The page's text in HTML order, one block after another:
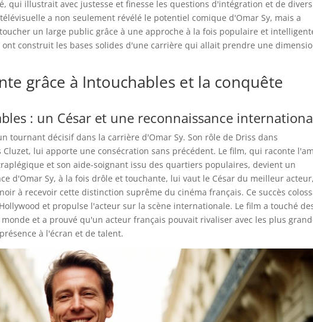
qui illustrait avec justesse et finesse les questions d'intégration et de
a non seulement révélé le potentiel comique d'Omar Sy, mais a
un large public grâce à une approche à la fois populaire et
construit les bases solides d'une carrière qui allait prendre une
grâce à Intouchables et la conquête
: un César et une reconnaissance
tournant décisif dans la carrière d'Omar Sy. Son rôle de Driss dans
Cluzet, lui apporte une consécration sans précédent. Le film, qui raconte
et son aide-soignant issu des quartiers populaires, devient un
d'Omar Sy, à la fois drôle et touchante, lui vaut le César du meilleur
à recevoir cette distinction suprême du cinéma français. Ce succès
et propulse l'acteur sur la scène internationale. Le film a touché
et a prouvé qu'un acteur français pouvait rivaliser avec les plus
à l'écran et de talent.